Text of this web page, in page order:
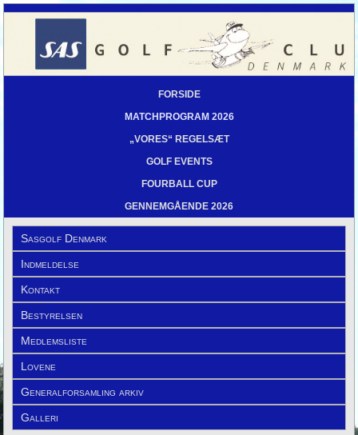
FORSIDE
MATCHPROGRAM 2026
„VORES“ REGELSÆT
GOLF EVENTS
FOURBALL CUP
GENNEMGÅENDE 2026
Sasgolf Denmark
Indmeldelse
Kontakt
Bestyrelsen
Medlemsliste
Lovene
Generalforsamling arkiv
Galleri